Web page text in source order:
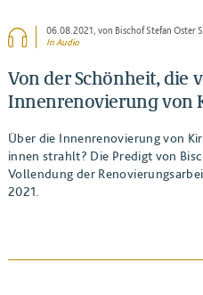
06.08.2021, von Bischof Stefan Oster
In Audio
Von der Schönheit, die
Innenrenovierung von
Über die Innenrenovierung von
innen strahlt? Die Predigt von
Vollendung der
2021.